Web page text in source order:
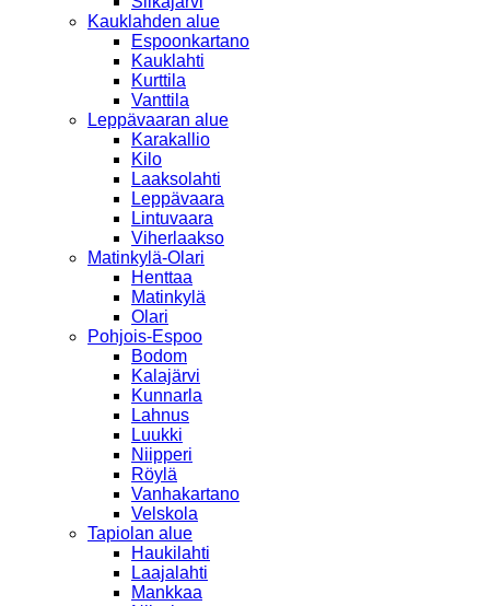
Kauklahden alue
Espoonkartano
Kauklahti
Kurttila
Vanttila
Leppävaaran alue
Karakallio
Kilo
Laaksolahti
Leppävaara
Lintuvaara
Viherlaakso
Matinkylä-Olari
Henttaa
Matinkylä
Olari
Pohjois-Espoo
Bodom
Kalajärvi
Kunnarla
Lahnus
Luukki
Niipperi
Röylä
Vanhakartano
Velskola
Tapiolan alue
Haukilahti
Laajalahti
Mankkaa